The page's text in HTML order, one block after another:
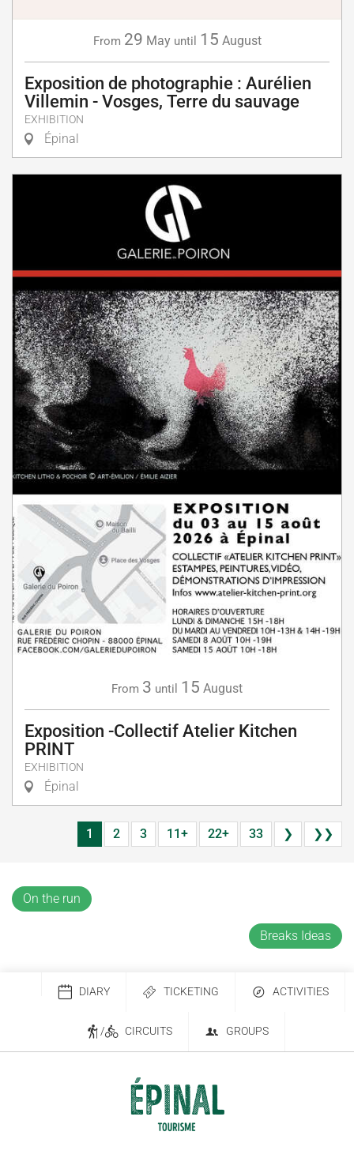
From 29 May until 15 August
Exposition de photographie : Aurélien
Villemin - Vosges, Terre du sauvage
EXHIBITION
Épinal
From 3 until 15 August
Exposition -Collectif Atelier Kitchen
PRINT
EXHIBITION
Épinal
1 2 3 11+ 22+ 33 ❯ ❯❯
On the run
Breaks Ideas
DIARY TICKETING ACTIVITIES
/ CIRCUITS GROUPS